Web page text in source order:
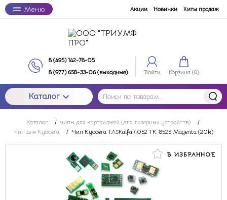
Меню Акции Новинки Хиты продаж
8 (495) 142-78-05
8 (977) 658-33-06 (выходные)
Войти Корзина (0)
Каталог
Каталог / чипы для картриджей (для лазерных устройств)
/
чип для Kyocera
/ Чип Kyocera TASKalfa 4052 TK-8525 Magenta (20k)
В ИЗБРАННОЕ